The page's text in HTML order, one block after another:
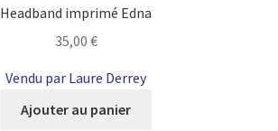
Headband imprimé Edna
35,00 €
Vendu par Laure Derrey
Ajouter au panier